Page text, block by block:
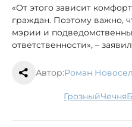
«От этого зависит
граждан. Поэтому важно,
мэрии и
ответственности», –
Автор:Роман
Грозный Чечня